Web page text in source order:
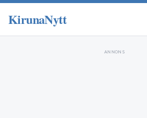
KirunaNytt
ANNONS